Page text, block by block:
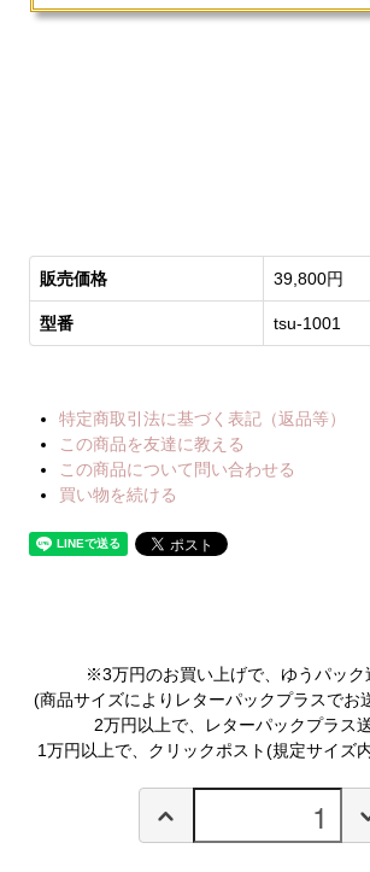
販売価格 39,800円
型番 tsu-1001
特定商取引法に基づく表記（返品等）
この商品を友達に教える
この商品について問い合わせる
買い物を続ける
※3万円のお買い上げで、ゆうパック
(商品サイズによりレターパックプラスでお
2万円以上で、レターパックプラス
1万円以上で、クリックポスト(規定サイズ